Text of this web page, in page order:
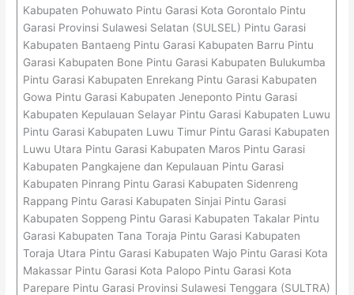
Kabupaten Pohuwato Pintu Garasi Kota Gorontalo Pintu
Garasi Provinsi Sulawesi Selatan (SULSEL) Pintu Garasi
Kabupaten Bantaeng Pintu Garasi Kabupaten Barru Pintu
Garasi Kabupaten Bone Pintu Garasi Kabupaten Bulukumba
Pintu Garasi Kabupaten Enrekang Pintu Garasi Kabupaten
Gowa Pintu Garasi Kabupaten Jeneponto Pintu Garasi
Kabupaten Kepulauan Selayar Pintu Garasi Kabupaten Luwu
Pintu Garasi Kabupaten Luwu Timur Pintu Garasi Kabupaten
Luwu Utara Pintu Garasi Kabupaten Maros Pintu Garasi
Kabupaten Pangkajene dan Kepulauan Pintu Garasi
Kabupaten Pinrang Pintu Garasi Kabupaten Sidenreng
Rappang Pintu Garasi Kabupaten Sinjai Pintu Garasi
Kabupaten Soppeng Pintu Garasi Kabupaten Takalar Pintu
Garasi Kabupaten Tana Toraja Pintu Garasi Kabupaten
Toraja Utara Pintu Garasi Kabupaten Wajo Pintu Garasi Kota
Makassar Pintu Garasi Kota Palopo Pintu Garasi Kota
Parepare Pintu Garasi Provinsi Sulawesi Tenggara (SULTRA)